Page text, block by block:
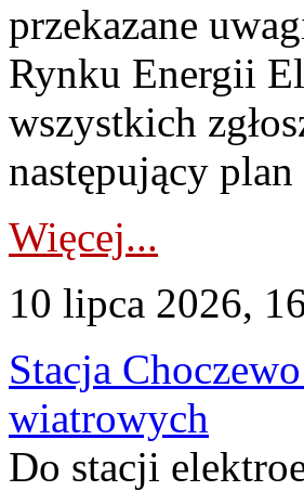
przekazane
Rynku Energii
wszystkich
następujący
Więcej...
10 lipca 2026,
Stacja
wiatrowych
Do stacji